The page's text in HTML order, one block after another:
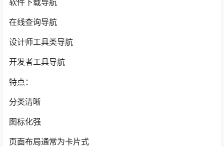
软件下载导航
在线查询导航
设计师工具类导航
开发者工具导航
特点：
分类清晰
图标化强
页面布局通常为卡片式